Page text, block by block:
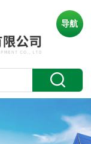
导航